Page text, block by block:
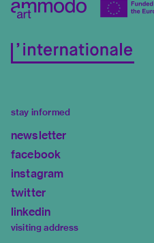
stay informed
newsletter
facebook
instagram
twitter
linkedin
visiting address